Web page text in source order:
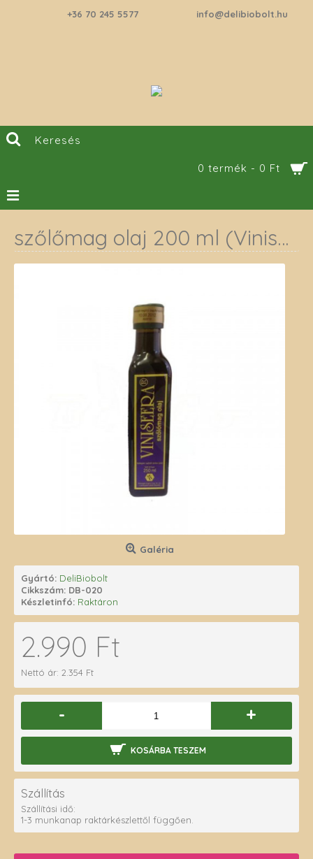
+36 70 245 5577 info@delibiobolt.hu
0 termék - 0 Ft
szőlőmag olaj 200 ml (Vinisera)
Galéria
Gyártó: DeliBiobolt
Cikkszám: DB-020
Készletinfó: Raktáron
2.990 Ft
Nettó ár: 2.354 Ft
- +
KOSÁRBA TESZEM
Szállítás
Szállítási idő:
1-3 munkanap raktárkészlettől függően.